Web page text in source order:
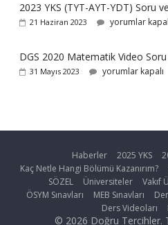
2023 YKS (TYT-AYT-YDT) Soru
21 Haziran 2023 yorumlar
DGS 2020 Matematik Video
31 Mayıs 2023 yorumlar kapalı
Haberler 2025 YKS
Kaç Netle Hangi Bölümü Kazanırım?
SÖZEL
Üniversiteler Vakıf
ÖSYM Sınavları
MEB Sınavları
Ders Videoları
© 2026 Doğru Tercihler.